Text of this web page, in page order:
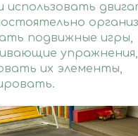
использовать
подвижные игры,
упражнения,
их элементы,